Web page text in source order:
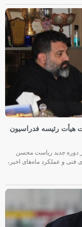
هیأت رئیسه فدراسیون
جدید ریاست محسن
و عملکرد ماه‌های اخیر،